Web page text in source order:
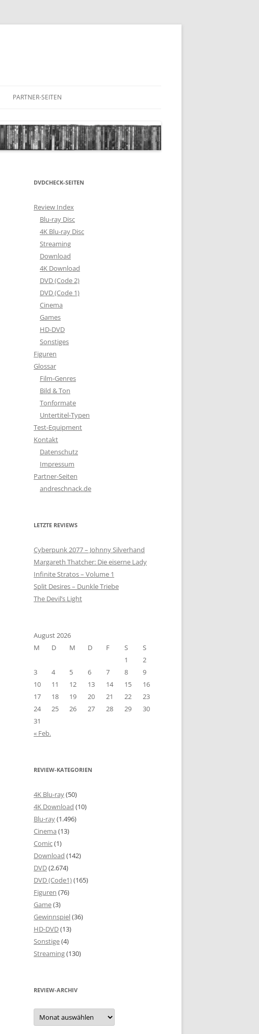
PARTNER-SEITEN
DVDCHECK-SEITEN
Review Index
Blu-ray Disc
4K Blu-ray Disc
Streaming
Download
4K Download
DVD (Code 2)
DVD (Code 1)
Cinema
Games
HD-DVD
Sonstiges
Figuren
Glossar
Film-Genres
Bild & Ton
Tonformate
Untertitel-Typen
Test-Equipment
Kontakt
Datenschutz
Impressum
Partner-Seiten
andreschnack.de
LETZTE REVIEWS
Cyberpunk 2077 – Johnny Silverhand
Margareth Thatcher: Die eiserne Lady
Infinite Stratos – Volume 1
Split Desires – Dunkle Triebe
The Devil’s Light
August 2026
M
D M D F S
S
1
2
3
4 5 6 7 8
9
10
11 12 13 14 15
16
17
18 19 20 21 22
23
24
25 26 27 28 29
30
31
« Feb.
REVIEW-KATEGORIEN
4K Blu-ray(50)
4K Download (10)
Blu-ray(1.496)
Cinema (13)
Comic(1)
Download (142)
DVD(2.674)
DVD (Code1)(165)
Figuren (76)
Game(3)
Gewinnspiel(36)
HD-DVD(13)
Sonstige(4)
Streaming(130)
REVIEW-ARCHIV
Review-
Archiv